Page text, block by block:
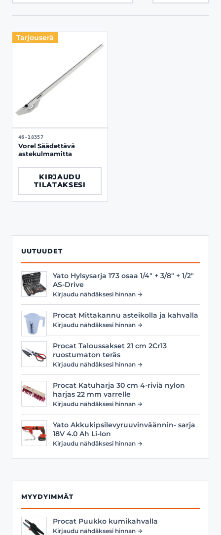
UUTUUDET
Yato Hylsysarja 173 osaa 1/4" + 3/8" + 1/2"
AS-Drive
Kirjaudu nähdäksesi hinnan →
Procat Mittakannu asteikolla ja kahvalla
Kirjaudu nähdäksesi hinnan →
Procat Taloussakset 21 cm 2Cr13
ruostumaton teräs
Kirjaudu nähdäksesi hinnan →
Procat Katuharja 30 cm 4-riviä nylon
harjas 22 mm varrelle
Kirjaudu nähdäksesi hinnan →
Yato Akkukipsilevyruuvinväännin- sarja
18V 4.0 Ah Li-Ion
Kirjaudu nähdäksesi hinnan →
MYYDYIMMÄT
Procat Puukko kumikahvalla
Kirjaudu nähdäksesi hinnan →
Tarjouserä
46-18357
Vorel Säädettävä
astekulmamitta
KIRJAUDU
TILATAKSESI